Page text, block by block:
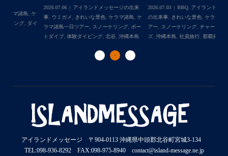
アイランドメッセージの出来
事 ,ウミガメ ,きれいな景色 ,ケラマ諸島, ケ
ラマ諸島一日ツアー,スノーケリング ,ボー
体験ダイビング,北谷, 沖縄本島
2026.07.03 BBQ,アイランドメッセージ
の出来事,きれいな景色 ,ケラマ諸島一日ツ
アー, スノーケリング ,チャータークルー
ズ,沖縄本島 社員旅行,那覇発
アイランドメッセージ 〒904-0113 沖縄県中頭郡北谷町宮城3-134
TEL:098-936-8292 FAX:098-975-8940 contact@island-message.ne.jp